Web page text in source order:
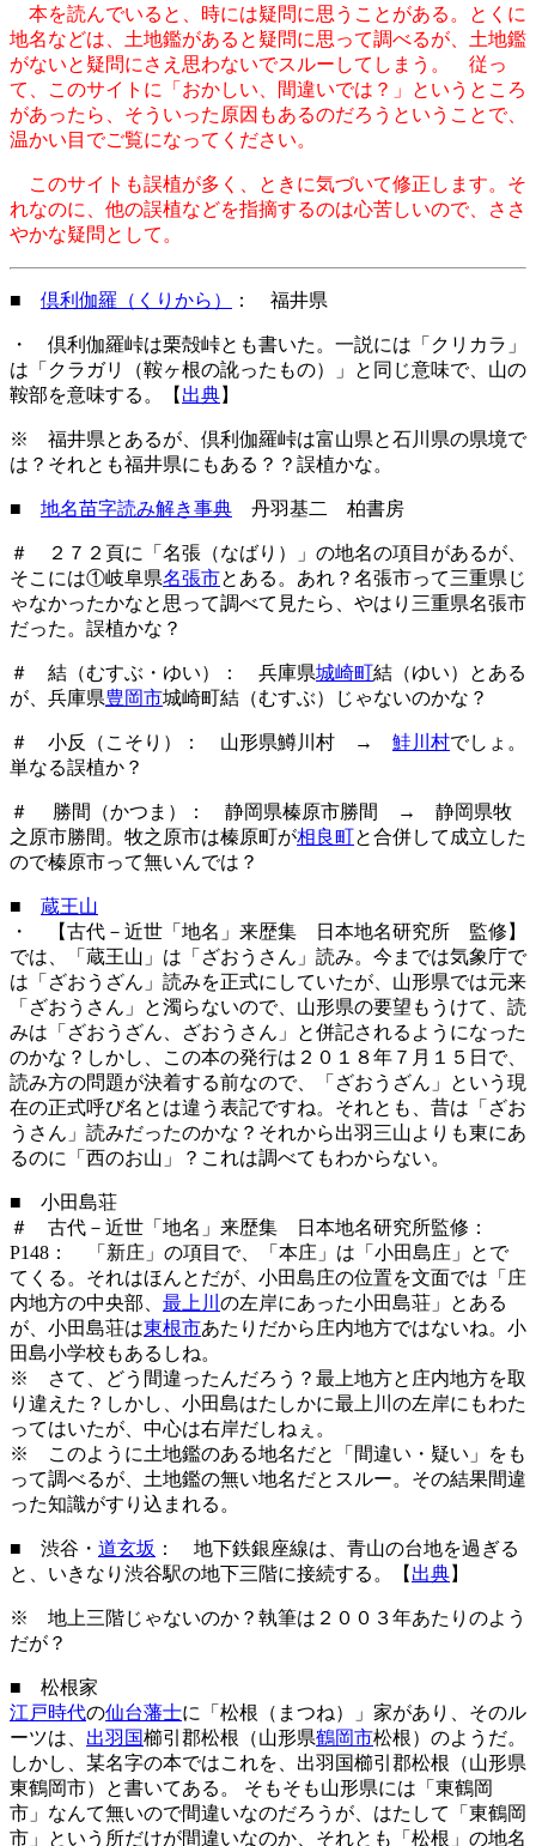
本を読んでいると、時には疑問に思うことがある。とくに
地名などは、土地鑑があると疑問に思って調べるが、土地鑑
がないと疑問にさえ思わないでスルーしてしまう。 従っ
て、このサイトに「おかしい、間違いでは？」というところ
があったら、そういった原因もあるのだろうということで、
温かい目でご覧になってください。
このサイトも誤植が多く、ときに気づいて修正します。そ
れなのに、他の誤植などを指摘するのは心苦しいので、ささ
やかな疑問として。
■ 倶利伽羅（くりから） ： 福井県
・ 倶利伽羅峠は栗殻峠とも書いた。一説には「クリカラ」
は「クラガリ（鞍ヶ根の訛ったもの）」と同じ意味で、山の
鞍部を意味する。【 出典】
※ 福井県とあるが、倶利伽羅峠は富山県と石川県の県境で
は？それとも福井県にもある？？誤植かな。
■ 地名苗字読み解き事典 丹羽基二 柏書房
＃ ２７２頁に「名張（なばり）」の地名の項目があるが、
そこには①岐阜県名張市とある。あれ？名張市って三重県じ
ゃなかったかなと思って調べて見たら、やはり三重県名張市
だった。誤植かな？
＃ 結（むすぶ・ゆい）： 兵庫県城崎町結（ゆい）とある
が、兵庫県豊岡市城崎町結（むすぶ）じゃないのかな？
＃ 小反（こそり）： 山形県鱒川村 → 鮭川村でしょ。
単なる誤植か？
＃ 勝間（かつま）： 静岡県榛原市勝間 → 静岡県牧
之原市勝間。牧之原市は榛原町が相良町と合併して成立した
ので榛原市って無いんでは？
■ 蔵王山
・ 【古代－近世「地名」来歴集 日本地名研究所 監修】
では、「蔵王山」は「ざおうさん」読み。今までは気象庁で
は「ざおうざん」読みを正式にしていたが、山形県では元来
「ざおうさん」と濁らないので、山形県の要望もうけて、読
みは「ざおうざん、ざおうさん」と併記されるようになった
のかな？しかし、この本の発行は２０１８年７月１５日で、
読み方の問題が決着する前なので、「ざおうざん」という現
在の正式呼び名とは違う表記ですね。それとも、昔は「ざお
うさん」読みだったのかな？それから出羽三山よりも東にあ
るのに「西のお山」？これは調べてもわからない。
■ 小田島荘
＃ 古代－近世「地名」来歴集
日本地名研究所監修：
P148： 「新庄」の項目で、「本庄」は「小田島庄」とで
てくる。それはほんとだが、小田島庄の位置を文面では「庄
内地方の中央部、 最上川 の左岸にあった小田島荘」とある
が、小田島荘は東根市あたりだから庄内地方ではないね。小
田島小学校もあるしね。
※ さて、どう間違ったんだろう？最上地方と庄内地方を取
り違えた？しかし、小田島はたしかに最上川の左岸にもわた
ってはいたが、中心は右岸だしねぇ。
※ このように土地鑑のある地名だと「間違い・疑い」をも
って調べるが、土地鑑の無い地名だとスルー。その結果間違
った知識がすり込まれる。
■ 渋谷・ 道玄坂 ： 地下鉄銀座線は、青山の台地を過ぎる
と、いきなり渋谷駅の地下三階に接続する。【 出典】
※ 地上三階じゃないのか？執筆は２００３年あたりのよう
だが？
■ 松根家
江戸時代の仙台藩士に「松根（まつね）」家があり、そのル
ーツは、 出羽国櫛引郡松根（山形県鶴岡市松根）のようだ。
しかし、某名字の本ではこれを、出羽国櫛引郡松根（山形県
東鶴岡市）と書いてある。 そもそも山形県には「東鶴岡
市」なんて無いので間違いなのだろうが、はたして「東鶴岡
市」という所だけが間違いなのか、それとも「松根」の地名